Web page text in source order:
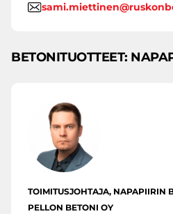
BETONITUOTTEET:
TOIMITUSJOHTAJA, NAPAPIIRIN
PELLON BETONI OY